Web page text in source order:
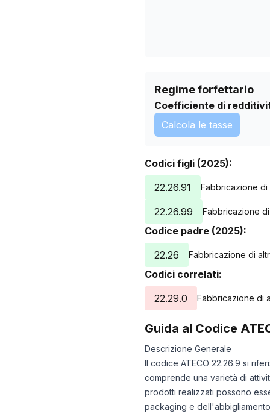
Regime forfettario
Coefficiente di
Calcola le tasse
Codici figli (2025):
22.26.91
Fabbricazione
22.26.99 Fabbricazione
Codice padre (2025):
22.26
Fabbricazione di
Codici correlati:
22.29.0
Fabbricazione di
Guida al Codice
Descrizione Generale
Il codice ATECO 22.26.9 si
comprende una varietà di
prodotti realizzati possono
packaging e